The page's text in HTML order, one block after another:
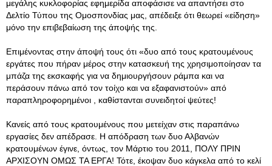
μεγάλης κυκλοφορίας εφημερίδα αποφάσισε να απαντήσει στο
Δελτίο Τύπου της Ομοσπονδίας μας, απέδειξε ότι θεωρεί «είδηση»
μόνο την επιβεβαίωση της άποψής της.
Επιμένοντας στην άποψή τους ότι «δυο από τους κρατουμένους
εργάτες που πήραν μέρος στην κατασκευή της χρησιμοποίησαν τα
μπάζα της εκσκαφής για να δημιουργήσουν ράμπα και να
περάσουν πάνω από τον τοίχο και να εξαφανιστούν» από
παραπληροφορημένοι , καθίστανται συνειδητοί ψεύτες!
Κανείς από τους κρατουμένους που μετείχαν στις παραπάνω
εργασίες δεν απέδρασε. Η απόδραση των δυο Αλβανών
κρατουμένων έγινε, όντως, τον Μάρτιο του 2011, ΠΟΛΥ ΠΡΙΝ
ΑΡΧΙΣΟΥΝ ΟΜΩΣ ΤΑ ΕΡΓΑ! Τότε, έκοψαν δυο κάγκελα από το κελί